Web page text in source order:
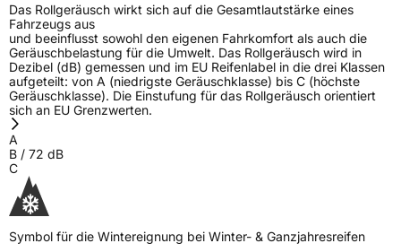
Das Rollgeräusch wirkt sich auf die Gesamtlautstärke eines
Fahrzeugs aus
und beeinflusst sowohl den eigenen Fahrkomfort als auch die
Geräuschbelastung für die Umwelt. Das Rollgeräusch wird in
Dezibel (dB) gemessen und im EU Reifenlabel in die drei Klassen
aufgeteilt: von A (niedrigste Geräuschklasse) bis C (höchste
Geräuschklasse). Die Einstufung für das Rollgeräusch orientiert
sich an EU Grenzwerten.
A
B / 72 dB
C
Symbol für die Wintereignung bei Winter- & Ganzjahresreifen